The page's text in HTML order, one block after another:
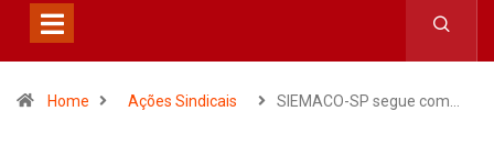
Home Ações Sindicais SIEMACO-SP segue com…